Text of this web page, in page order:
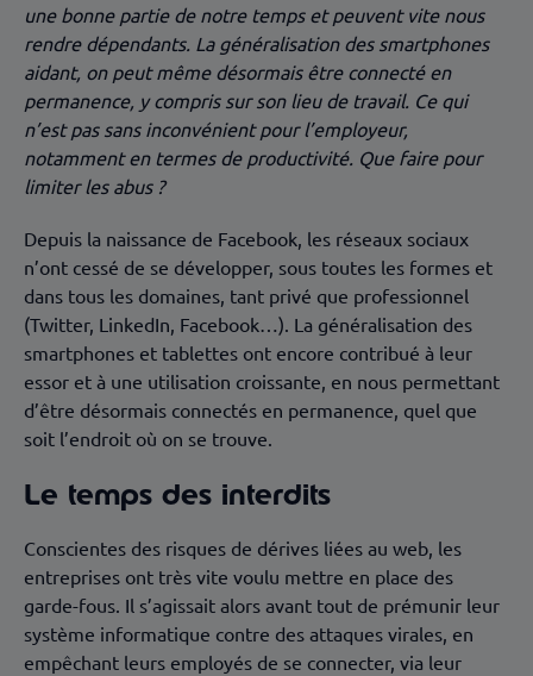
une bonne partie de notre temps et peuvent vite nous
rendre dépendants. La généralisation des smartphones
aidant, on peut même désormais être connecté en
permanence, y compris sur son lieu de travail. Ce qui
n’est pas sans inconvénient pour l’employeur,
notamment en termes de productivité. Que faire pour
limiter les abus ?
Depuis la naissance de Facebook, les réseaux sociaux
n’ont cessé de se développer, sous toutes les formes et
dans tous les domaines, tant privé que professionnel
(Twitter, LinkedIn, Facebook…). La généralisation des
smartphones et tablettes ont encore contribué à leur
essor et à une utilisation croissante, en nous permettant
d’être désormais connectés en permanence, quel que
soit l’endroit où on se trouve.
Le temps des interdits
Conscientes des risques de dérives liées au web, les
entreprises ont très vite voulu mettre en place des
garde-fous. Il s’agissait alors avant tout de prémunir leur
système informatique contre des attaques virales, en
empêchant leurs employés de se connecter, via leur